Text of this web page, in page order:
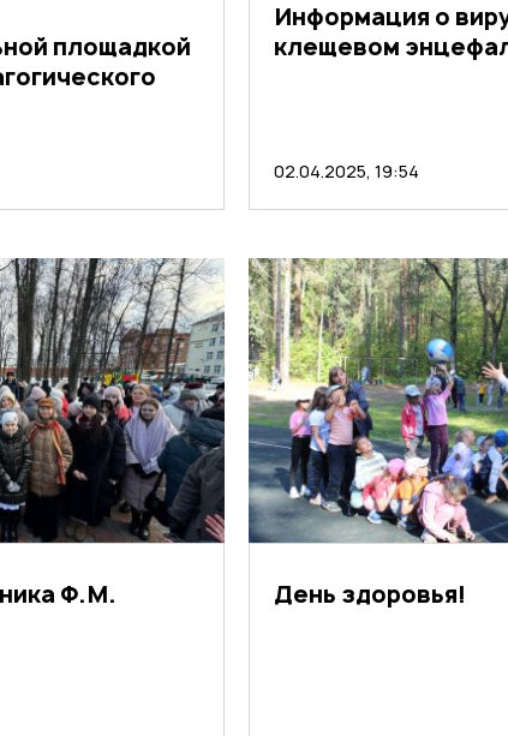
площадкой
Информация о
клещевом
02.04.2025, 19:54
Ф.М.
День здоровья!